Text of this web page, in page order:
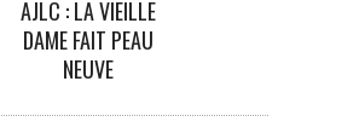
AJLC : LA VIEILLE
DAME FAIT PEAU
NEUVE